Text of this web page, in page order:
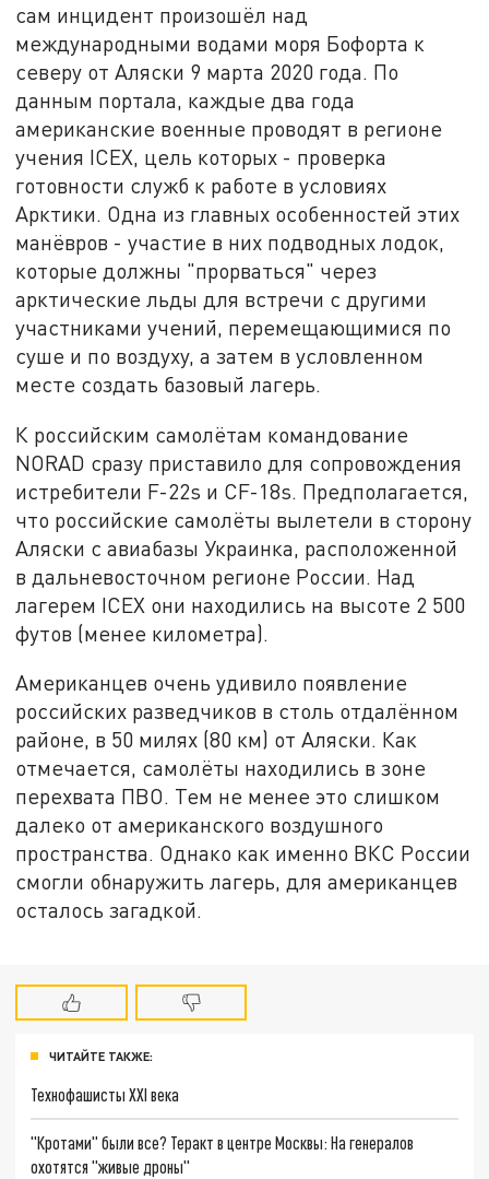
сам инцидент произошёл над
международными водами моря Бофорта к
северу от Аляски 9 марта 2020 года. По
данным портала, каждые два года
американские военные проводят в регионе
учения ICEX, цель которых - проверка
готовности служб к работе в условиях
Арктики. Одна из главных особенностей этих
манёвров - участие в них подводных лодок,
которые должны "прорваться" через
арктические льды для встречи с другими
участниками учений, перемещающимися по
суше и по воздуху, а затем в условленном
месте создать базовый лагерь.
К российским самолётам командование
NORAD сразу приставило для сопровождения
истребители F-22s и CF-18s. Предполагается,
что российские самолёты вылетели в сторону
Аляски с авиабазы Украинка, расположенной
в дальневосточном регионе России. Над
лагерем ICEX они находились на высоте 2 500
футов (менее километра).
Американцев очень удивило появление
российских разведчиков в столь отдалённом
районе, в 50 милях (80 км) от Аляски. Как
отмечается, самолёты находились в зоне
перехвата ПВО. Тем не менее это слишком
далеко от американского воздушного
пространства. Однако как именно ВКС России
смогли обнаружить лагерь, для американцев
осталось загадкой.
ЧИТАЙТЕ ТАКЖЕ:
Технофашисты XXI века
"Кротами" были все? Теракт в центре Москвы: На генералов
охотятся "живые дроны"